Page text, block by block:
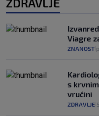
Viagre
ZNANOST
s
vrućini
ZDRAVLJE